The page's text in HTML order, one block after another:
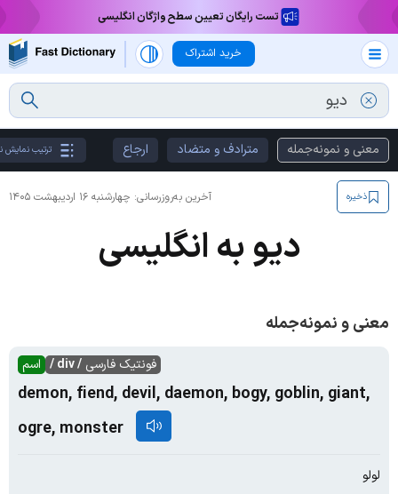
تست رایگان تعیین سطح واژگان انگلیسی
خرید اشتراک
معنی و نمونه‌جمله مترادف و متضاد ارجاع ترتیب نمایش
آخرین به‌روزرسانی: چهارشنبه ۱۶ اردیبهشت ۱۴۰۵ ذخیره
دیو به انگلیسی
معنی و نمونه‌جمله
اسم فونتیک فارسی / div /
demon, fiend, devil, daemon, bogy, goblin, giant,
ogre, monster
لولو